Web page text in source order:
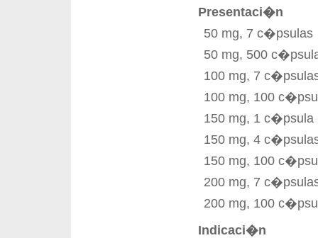
Presentaci�n
50 mg, 7 c�psulas
50 mg, 500
100 mg, 7
100 mg, 100
150 mg, 1 c�psula
150 mg, 4
150 mg, 100
200 mg, 7
200 mg, 100
Indicaci�n